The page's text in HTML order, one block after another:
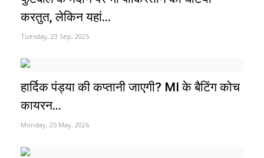
करतुत, लेकिन यहां...
Tuesday, 23 Sep, 2025
हार्दिक पंड्या की कप्तानी जाएगी? MI के बैटिंग कोच
कायरन...
Monday, 25 May, 2026